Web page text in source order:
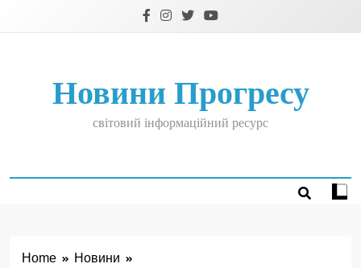
Новини Прогресу
світовий інформаційний ресурс
Home
Новини